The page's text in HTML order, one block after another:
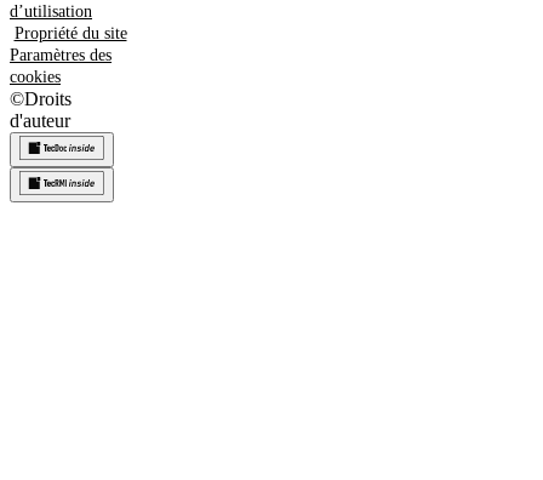
d’utilisation
Propriété du site
Paramètres des
cookies
©Droits
d'auteur